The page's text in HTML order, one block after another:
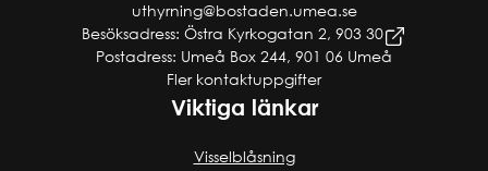
uthyrning@bostaden.umea.se
Besöksadress: Östra Kyrkogatan 2, 903 30
Postadress: Umeå Box 244, 901 06 Umeå
Fler kontaktuppgifter
Viktiga länkar
Visselblåsning